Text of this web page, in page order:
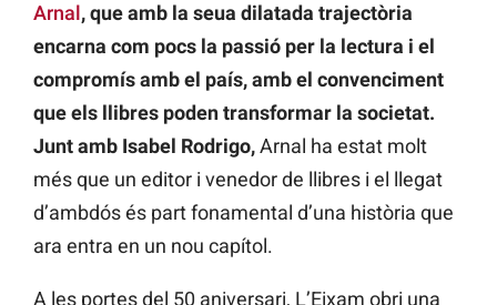
Arnal, que amb la seua dilatada trajectòria
encarna com pocs la passió per la lectura i el
compromís amb el país, amb el convenciment
que els llibres poden transformar la societat.
Junt amb Isabel Rodrigo,Arnal ha estat molt
més que un editor i venedor de llibres i el llegat
d’ambdós és part fonamental d’una història que
ara entra en un nou capítol.
A les portes del 50 aniversari, L’Eixam obri una